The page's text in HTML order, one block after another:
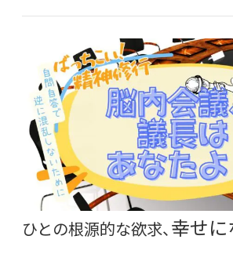
ひとの根源的な欲求、幸せに